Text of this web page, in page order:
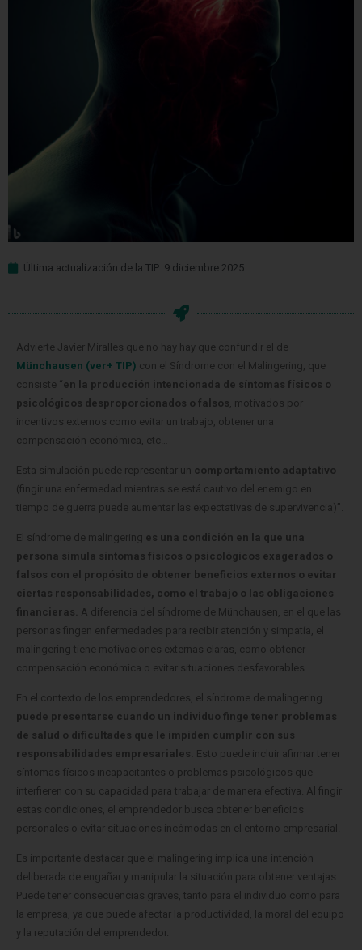
Última actualización de la TIP: 9 diciembre 2025
Advierte Javier Miralles que no hay hay que confundir el de
Münchausen (ver+ TIP) con el Síndrome con el Malingering, que
consiste “en la producción intencionada de síntomas físicos o
psicológicos desproporcionados o falsos, motivados por
incentivos externos como evitar un trabajo, obtener una
compensación económica, etc…
Esta simulación puede representar un comportamiento adaptativo
(fingir una enfermedad mientras se está cautivo del enemigo en
tiempo de guerra puede aumentar las expectativas de supervivencia)”.
El síndrome de malingering es una condición en la que una
persona simula síntomas físicos o psicológicos exagerados o
falsos con el propósito de obtener beneficios externos o evitar
ciertas responsabilidades, como el trabajo o las obligaciones
financieras. A diferencia del síndrome de Münchausen, en el que las
personas fingen enfermedades para recibir atención y simpatía, el
malingering tiene motivaciones externas claras, como obtener
compensación económica o evitar situaciones desfavorables.
En el contexto de los emprendedores, el síndrome de malingering
puede presentarse cuando un individuo finge tener problemas
de salud o dificultades que le impiden cumplir con sus
responsabilidades empresariales. Esto puede incluir afirmar tener
síntomas físicos incapacitantes o problemas psicológicos que
interfieren con su capacidad para trabajar de manera efectiva. Al fingir
estas condiciones, el emprendedor busca obtener beneficios
personales o evitar situaciones incómodas en el entorno empresarial.
Es importante destacar que el malingering implica una intención
deliberada de engañar y manipular la situación para obtener ventajas.
Puede tener consecuencias graves, tanto para el individuo como para
la empresa, ya que puede afectar la productividad, la moral del equipo
y la reputación del emprendedor.